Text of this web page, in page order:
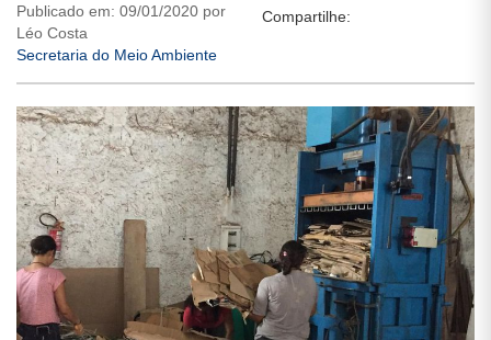
Publicado em: 09/01/2020 por
Léo Costa
Secretaria do Meio Ambiente
Compartilhe: